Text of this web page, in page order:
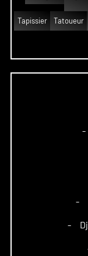
Tapissier Tatoueur
–
–
–